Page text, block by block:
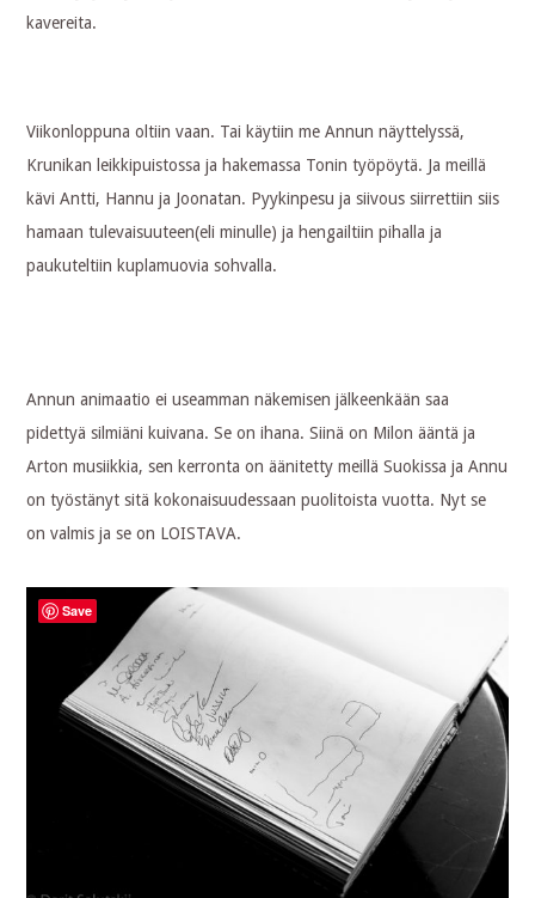
kavereita.
Viikonloppuna oltiin vaan. Tai käytiin me Annun näyttelyssä,
Krunikan leikkipuistossa ja hakemassa Tonin työpöytä. Ja meillä
kävi Antti, Hannu ja Joonatan. Pyykinpesu ja siivous siirrettiin siis
hamaan tulevaisuuteen(eli minulle) ja hengailtiin pihalla ja
paukuteltiin kuplamuovia sohvalla.
Annun animaatio ei useamman näkemisen jälkeenkään saa
pidettyä silmiäni kuivana. Se on ihana. Siinä on Milon ääntä ja
Arton musiikkia, sen kerronta on äänitetty meillä Suokissa ja Annu
on työstänyt sitä kokonaisuudessaan puolitoista vuotta. Nyt se
on valmis ja se on LOISTAVA.
Save